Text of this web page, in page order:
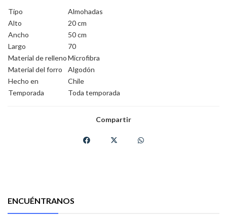
Tipo
Almohadas
Alto
20 cm
Ancho
50 cm
Largo
70
Material de rellenoMicrofibra
Material del forro
Algodón
Hecho en
Chile
Temporada
Toda temporada
Compartir
ENCUÉNTRANOS